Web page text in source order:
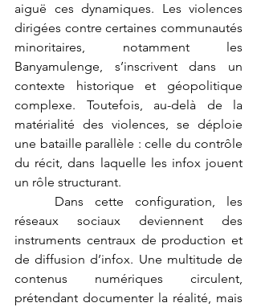
aiguë ces dynamiques. Les violences
dirigées contre certaines communautés
minoritaires, notamment les
Banyamulenge, s’inscrivent dans un
contexte historique et géopolitique
complexe. Toutefois, au-delà de la
matérialité des violences, se déploie
une bataille parallèle : celle du contrôle
du récit, dans laquelle les infox jouent
un rôle structurant.
réseaux sociaux deviennent des
instruments centraux de production et
de diffusion d’infox. Une multitude de
contenus numériques circulent,
prétendant documenter la réalité, mais